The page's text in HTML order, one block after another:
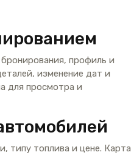
профиль и
изменение дат и
для просмотра и
типу топлива и цене. Карта